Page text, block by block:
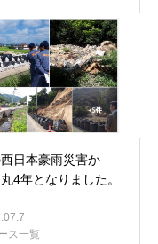
日本豪雨災害か
4年となりました。
ス一覧